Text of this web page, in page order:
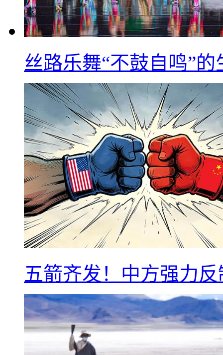
丝路乐舞“不鼓自鸣”
五箭齐发！中方强力